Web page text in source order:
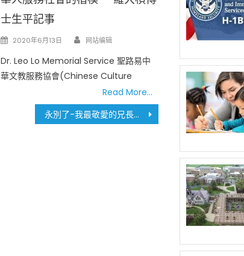
士生平記事
Posted
2020年6月13日 Author
网站编辑
Dr. Leo Lo Memorial Service 聖路易中
華文教服務協會(Chinese Culture
Read More…
永別了-我最敬愛的兄長及朋友-羅大楨博士 (周鑫南)